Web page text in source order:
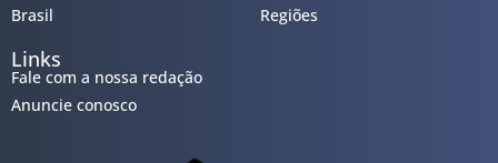
Brasil
Regiões
Links
Fale com a nossa redação
Anuncie conosco